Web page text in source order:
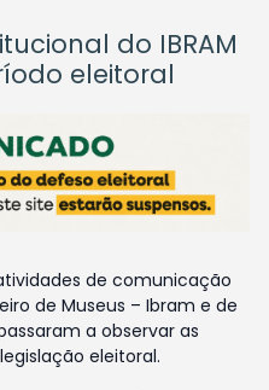
do IBRAM
eleitoral
de comunicação
de Museus – Ibram e de
a observar as
eleitoral.